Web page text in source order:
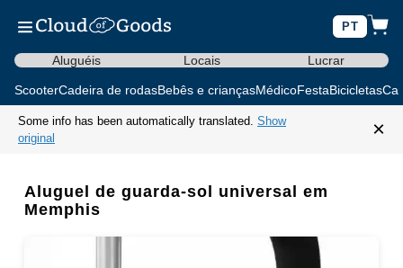
PT
Aluguéis Locais Lucrar
ScooterCadeira de rodasBebês e criançasMédicoFestaBicicletas
Some info has been automatically translated. Show
original
×
Aluguel de guarda-sol universal em
Memphis